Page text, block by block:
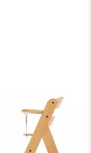
(Set, 4 St), Holz